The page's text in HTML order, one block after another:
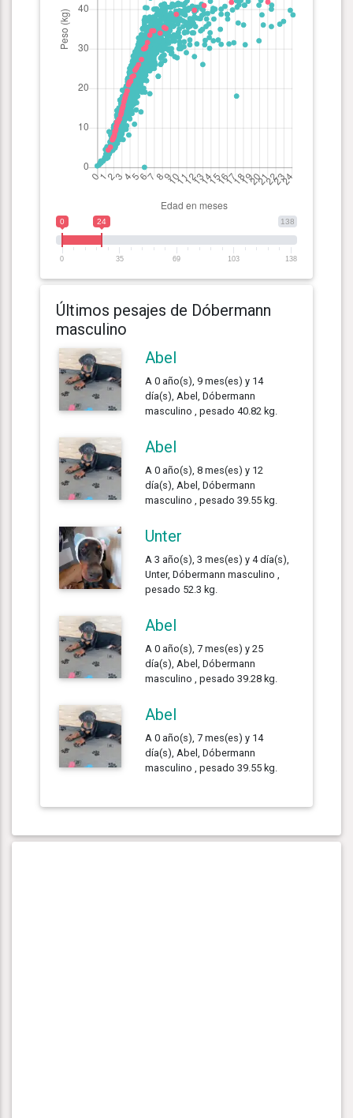
138
0 24
0 35 69 103 138
Últimos pesajes de Dóbermann
masculino
Abel
A 0 año(s), 9 mes(es) y 14
día(s), Abel, Dóbermann
masculino , pesado 40.82 kg.
Abel
A 0 año(s), 8 mes(es) y 12
día(s), Abel, Dóbermann
masculino , pesado 39.55 kg.
Unter
A 3 año(s), 3 mes(es) y 4 día(s),
Unter, Dóbermann masculino ,
pesado 52.3 kg.
Abel
A 0 año(s), 7 mes(es) y 25
día(s), Abel, Dóbermann
masculino , pesado 39.28 kg.
Abel
A 0 año(s), 7 mes(es) y 14
día(s), Abel, Dóbermann
masculino , pesado 39.55 kg.